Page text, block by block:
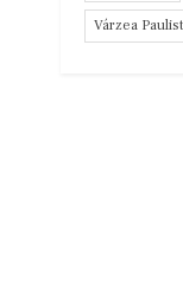
Várzea